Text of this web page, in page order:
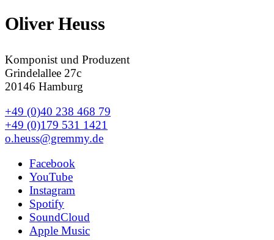
Oliver Heuss
Komponist und Produzent
Grindelallee 27c
20146 Hamburg
+49 (0)40 238 468 79
+49 (0)179 531 1421
o.heuss@gremmy.de
Facebook
YouTube
Instagram
Spotify
SoundCloud
Apple Music